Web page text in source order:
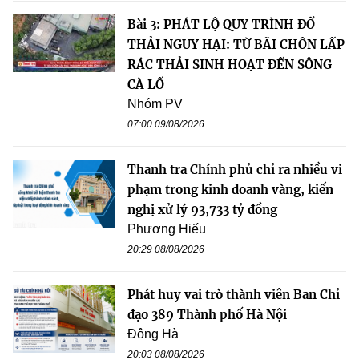
Bài 3: PHÁT LỘ QUY TRÌNH ĐỔ
THẢI NGUY HẠI: TỪ BÃI CHÔN LẤP
RÁC THẢI SINH HOẠT ĐẾN SÔNG
CÀ LỒ
Nhóm PV
07:00 09/08/2026
Thanh tra Chính phủ chỉ ra nhiều vi
phạm trong kinh doanh vàng, kiến
nghị xử lý 93,733 tỷ đồng
Phương Hiếu
20:29 08/08/2026
Phát huy vai trò thành viên Ban Chỉ
đạo 389 Thành phố Hà Nội
Đông Hà
20:03 08/08/2026